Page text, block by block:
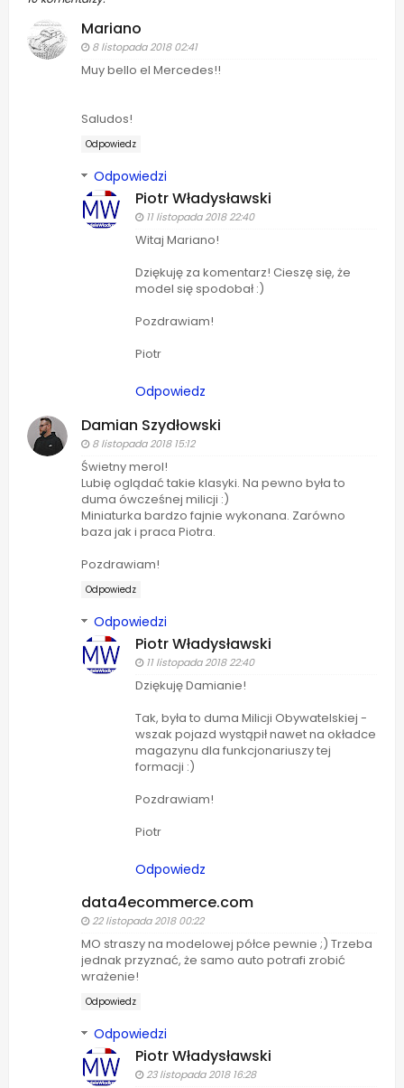
Mariano
8 listopada 2018 02:41
Muy bello el Mercedes!!
Saludos!
Odpowiedz
Odpowiedzi
Piotr Władysławski
11 listopada 2018 22:40
Witaj Mariano!
Dziękuję za komentarz! Cieszę się, że
model się spodobał :)
Pozdrawiam!
Piotr
Odpowiedz
Damian Szydłowski
8 listopada 2018 15:12
Świetny merol!
Lubię oglądać takie klasyki. Na pewno była to
duma ówcześnej milicji :)
Miniaturka bardzo fajnie wykonana. Zarówno
baza jak i praca Piotra.
Pozdrawiam!
Odpowiedz
Odpowiedzi
Piotr Władysławski
11 listopada 2018 22:40
Dziękuję Damianie!
Tak, była to duma Milicji Obywatelskiej -
wszak pojazd wystąpił nawet na okładce
magazynu dla funkcjonariuszy tej
formacji :)
Pozdrawiam!
Piotr
Odpowiedz
data4ecommerce.com
22 listopada 2018 00:22
MO straszy na modelowej półce pewnie ;) Trzeba
jednak przyznać, że samo auto potrafi zrobić
wrażenie!
Odpowiedz
Odpowiedzi
Piotr Władysławski
23 listopada 2018 16:28